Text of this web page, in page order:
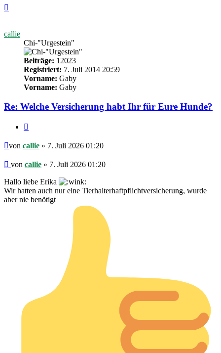
callie
Chi-"Urgestein"
Beiträge: 12023
Registriert: 7. Juli 2014 20:59
Vorname: Gaby
Vorname: Gaby
Re: Welche Versicherung habt Ihr für Eure Hunde?
Beitrag
von callie » 7. Juli 2026 01:20
Beitrag
von callie » 7. Juli 2026 01:20
Hallo liebe Erika
Wir hatten auch nur eine Tierhalterhaftpflichtversicherung, wurde
aber nie benötigt